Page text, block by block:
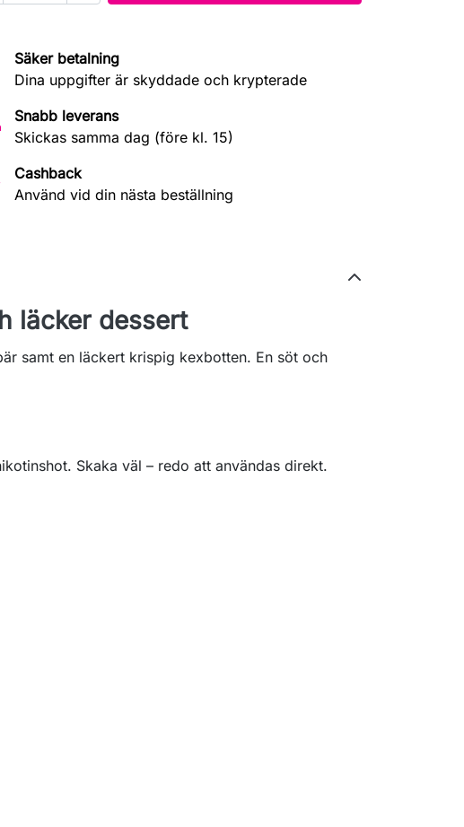
Säker betalning
Dina uppgifter är skyddade och krypterade
Snabb leverans
Skickas samma dag (före kl. 15)
Cashback
Använd vid din nästa beställning
läcker dessert
samt en läckert krispig kexbotten. En söt och
Skaka väl – redo att användas direkt.